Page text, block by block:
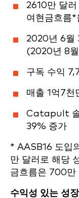
2610만 달
여현금흐름*
2020년 6월
(2020년 8
구독 수익
매출 1억7천
Catapult 솔
39% 증가
* AASB16 도입
만 달러로 해당
금흐름은 700만
수익성 있는 성